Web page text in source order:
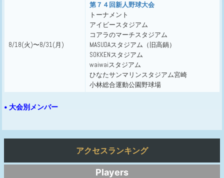
8/18(火)〜8/31(月)
第７４回新人野球大会
トーナメント
アイビースタジアム
コアラのマーチスタジアム
MASUDAスタジアム（旧高鍋）
SOKKENスタジアム
waiwaiスタジアム
ひなたサンマリンスタジアム宮崎
小林総合運動公園野球場
• 大会別メンバー
アクセスランキング
Players